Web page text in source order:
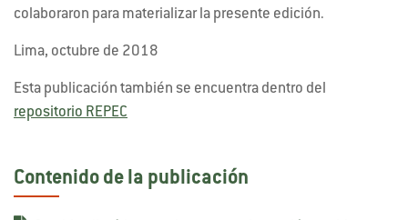
colaboraron para materializar la presente edición.
Lima, octubre de 2018
Esta publicación también se encuentra dentro del
repositorio REPEC
Contenido de la publicación